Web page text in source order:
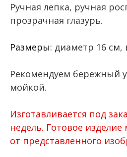
Ручная лепка, ручная
прозрачная глазурь.
Размеры: диаметр 16 см,
Рекомендуем бережный
мойкой.
Изготавливается под
недель. Готовое
от представленного